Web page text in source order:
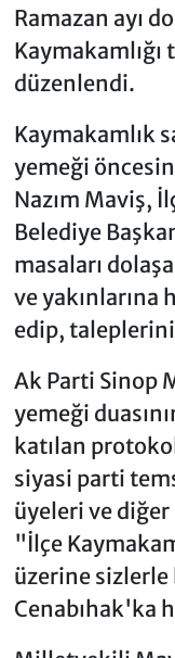
Ramazan ayı
düzenlendi.
Kaymakamlık
yemeği
Nazım Maviş,
Belediye
masaları
ve yakınlarına
edip,
Ak Parti Sinop
yemeği
katılan
siyasi parti
üyeleri ve diğer
"İlçe
üzerine
Cenabıhak'ka